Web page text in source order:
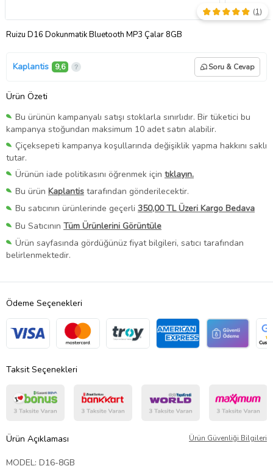
Ruizu D16 Dokunmatik Bluetooth MP3 Çalar 8GB
(1)
Kaplantis 9,6 Soru & Cevap
Ürün Özeti
Bu ürünün kampanyalı satışı stoklarla sınırlıdır. Bir tüketici bu
kampanya stoğundan maksimum 10 adet satın alabilir.
Çiçeksepeti kampanya koşullarında değişiklik yapma hakkını saklı
tutar.
Ürünün iade politikasını öğrenmek için tıklayın.
Bu ürün Kaplantis tarafından gönderilecektir.
Bu satıcının ürünlerinde geçerli 350,00 TL Üzeri Kargo Bedava
Bu Satıcının Tüm Ürünlerini Görüntüle
Ürün sayfasında gördüğünüz fiyat bilgileri, satıcı tarafından
belirlenmektedir.
Ödeme Seçenekleri
Taksit Seçenekleri
Ürün Açıklaması Ürün Güvenliği Bilgileri
MODEL: D16-8GB